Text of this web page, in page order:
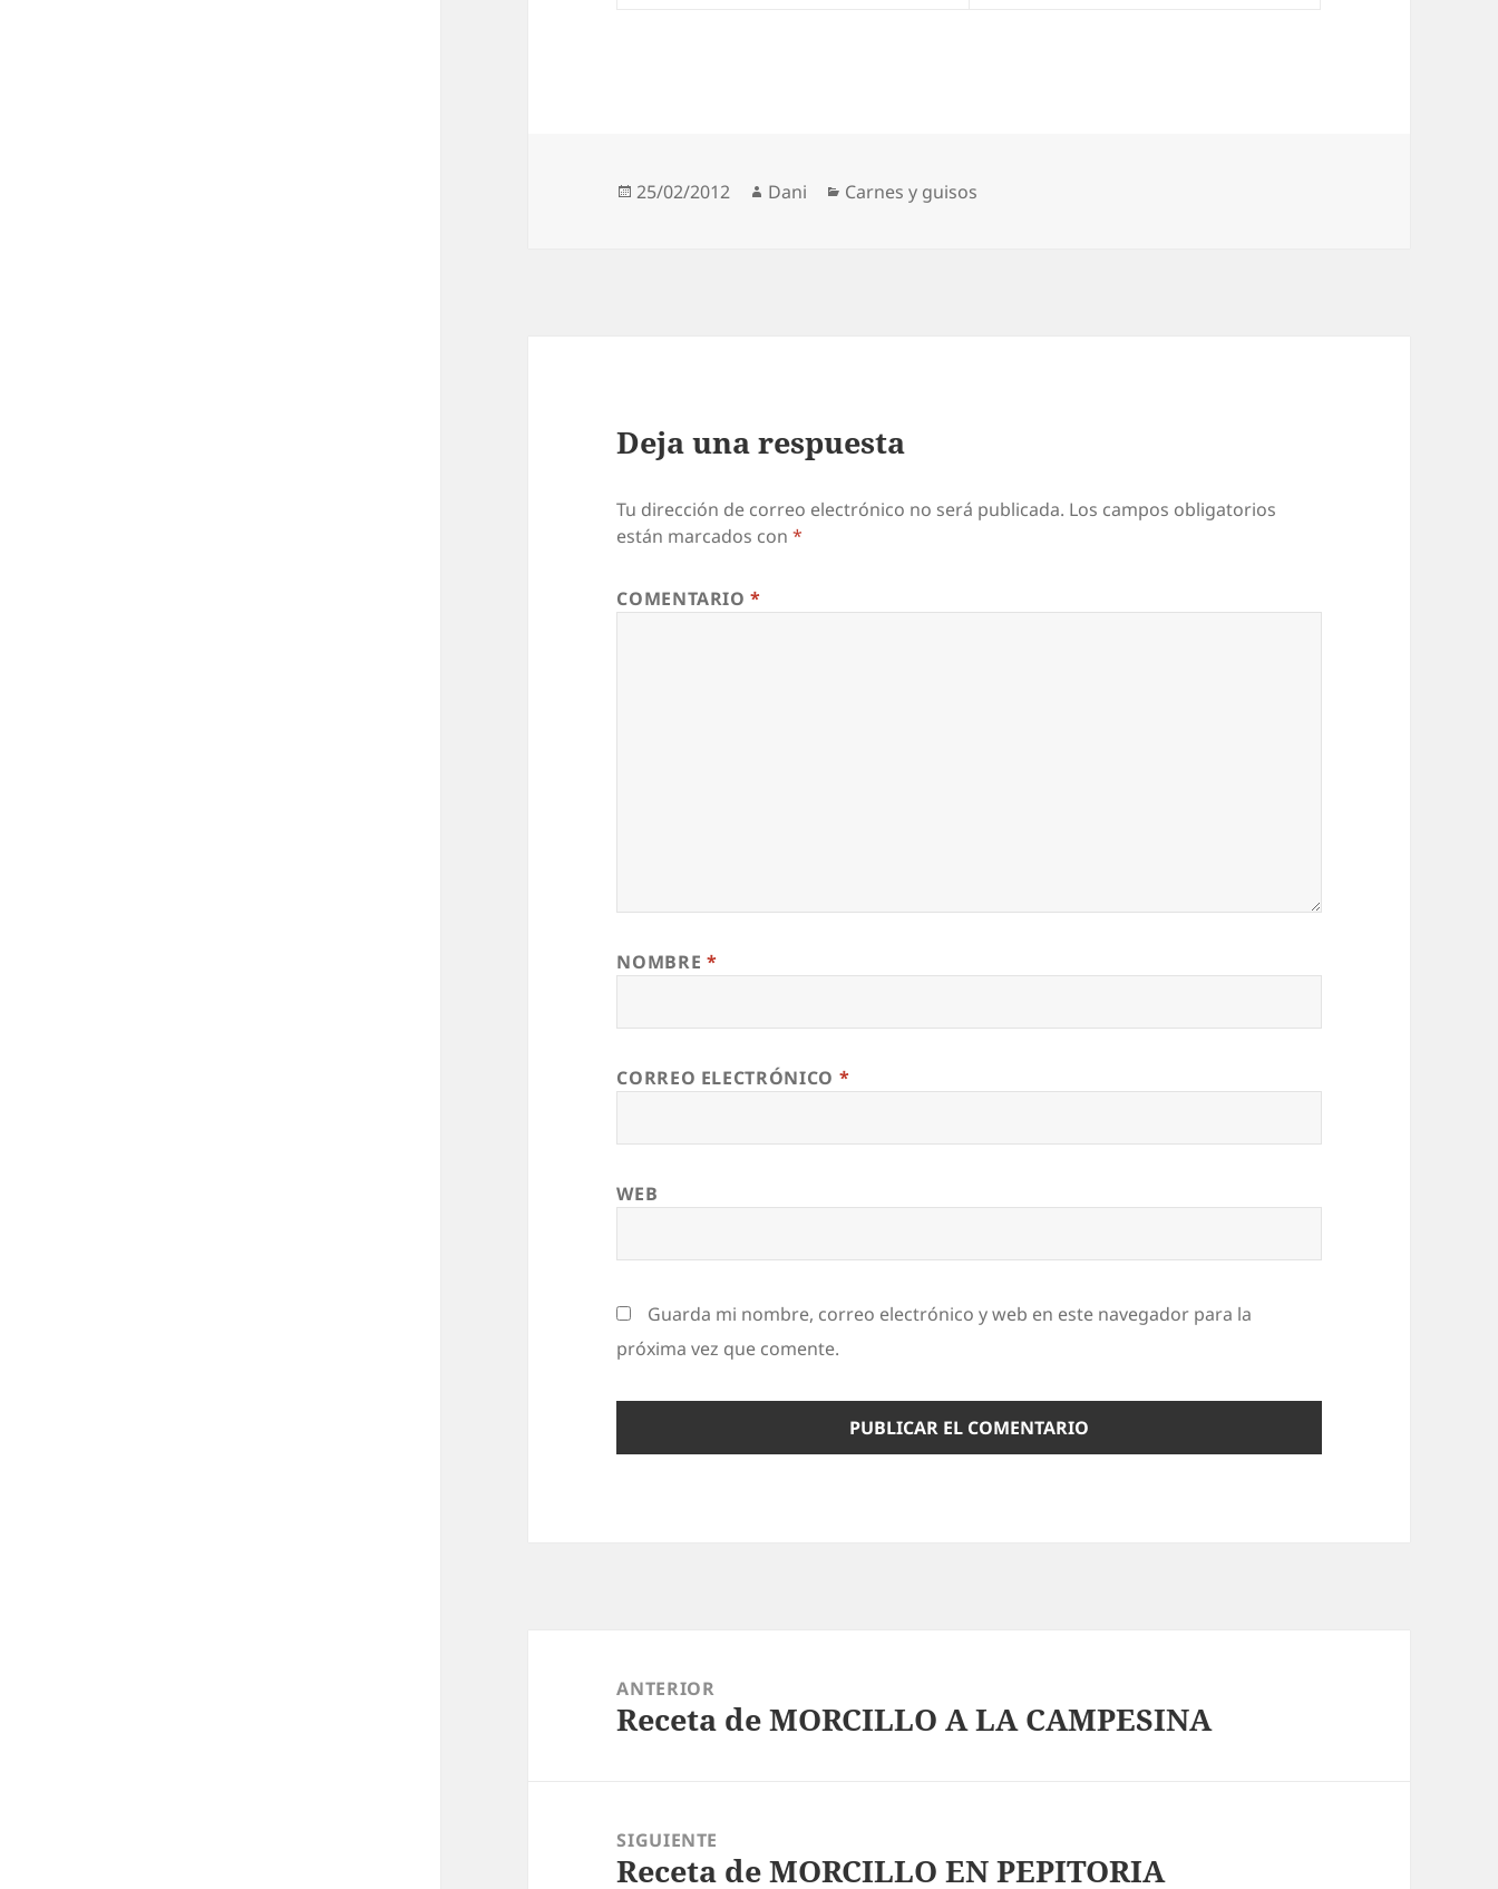
Publicado
25/02/2012 Autor
Dani Categorías
Carnes y guisos
Deja una respuesta
Tu dirección de correo electrónico no será publicada. Los campos obligatorios
están marcados con*
COMENTARIO*
NOMBRE *
CORREO ELECTRÓNICO *
WEB
Guarda mi nombre, correo electrónico y web en este navegador para la
próxima vez que comente.
entradas
ANTERIOR
Entrada
Receta de MORCILLO A LA CAMPESINA
SIGUIENTE
Entrada
Receta de MORCILLO EN PEPITORIA